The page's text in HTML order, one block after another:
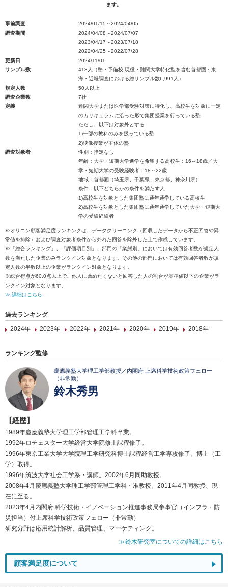
ます。
事前調査
2024/01/15～2024/04/05
調査期間
2024/04/08～2024/07/07
2023/04/17～2023/07/18
2022/04/25～2022/07/28
更新日
2024/11/01
サンプル数
413人（塾・予備校 現役・難関大学特化型を含む首都圏・東
海・近畿調査における総サンプル数6,991人）
規定人数
50人以上
調査企業数
7社
定義
難関大学または医学部受験対策に特化し、高校生を対象に一定
のカリキュラムに沿った形で集団授業を行っている塾
ただし、以下は対象外とする
1)一部の教科のみを扱っている塾
2)映像授業が主体の塾
調査対象者
性別：指定なし
年齢：大学・短期大学進学を希望する高校生：16～18歳／大
学・短期大学の受験経験者：18～22歳
地域：首都圏（埼玉県、千葉県、東京都、神奈川県）
条件：以下どちらかの条件を満たす人
1)高校生を対象とした集団塾に通年通学している高校生
2)高校生を対象とした集団塾に通年通学していた大学・短期大
学の受験経験者
※オリコン顧客満足度ランキングは、データクリーニング（回収したデータから不正回答や異
常値を排除）および調査対象者条件から外れた回答を除外した上で作成しています。
※「総合ランキング」、「評価項目別」、部門の「業態別」においては有効回答者数が規定人
数を満たした企業のみランクイン対象となります。その他の部門においては有効回答者数が規
定人数の半数以上の企業がランクイン対象となります。
※総合得点が60.0点以上で、他人に薦めたくないと回答した人の割合が基準値以下の企業がラ
ンクイン対象となります。
≫ 詳細はこちら
過去ランキング
2024年
2023年 2022年 2021年 2020年 2019年 2018年
ランキング監修
慶應義塾大学理工学部教授／内閣府 上席科学技術政策フェロー
（非常勤）
鈴木秀男
【経歴】
1989年慶應義塾大学理工学部管理工学科卒業。
1992年ロチェスター大学経営大学院修士課程修了。
1996年東京工業大学大学院理工学研究科博士課程経営工学専攻修了。博士（工
学）取得。
1996年筑波大学社会工学系・講師。2002年6月同助教授。
2008年4月慶應義塾大学理工学部管理工学科・准教授。2011年4月同教授、現
在に至る。
2023年4月内閣府 科学技術・イノベーション推進事務局参事官（インフラ・防
災担当）付上席科学技術政策フェロー（非常勤）
研究分野は応用統計解析、品質管理、マーケティング。
≫鈴木研究室についての詳細はこちら
顧客満足度について